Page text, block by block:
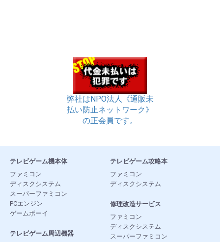
弊社はNPO法人《通販未
払い防止ネットワーク》
の正会員です。
テレビゲーム機本体
ファミコン
ディスクシステム
スーパーファミコン
PCエンジン
ゲームボーイ
テレビゲーム周辺機器
テレビゲーム攻略本
ファミコン
ディスクシステム
修理改造サービス
ファミコン
ディスクシステム
スーパーファミコン